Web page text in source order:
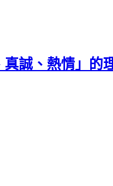
誠、熱情」